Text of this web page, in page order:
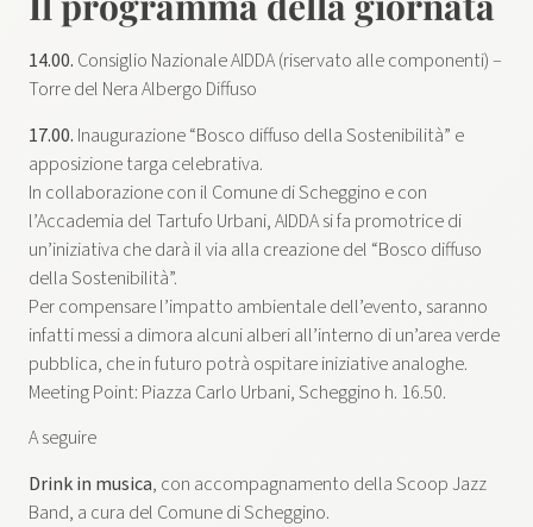
14.00. Consiglio Nazionale AIDDA (riservato alle componenti) –
Torre del Nera Albergo Diffuso
17.00. Inaugurazione “Bosco diffuso della Sostenibilità” e
apposizione targa celebrativa.
In collaborazione con il Comune di Scheggino e con
l’Accademia del Tartufo Urbani, AIDDA si fa promotrice di
un’iniziativa che darà il via alla creazione del “Bosco diffuso
della Sostenibilità”.
Per compensare l’impatto ambientale dell’evento, saranno
infatti messi a dimora alcuni alberi all’interno di un’area verde
pubblica, che in futuro potrà ospitare iniziative analoghe.
Meeting Point: Piazza Carlo Urbani, Scheggino h. 16.50.
A seguire
Drink in musica, con accompagnamento della Scoop Jazz
Band, a cura del Comune di Scheggino.